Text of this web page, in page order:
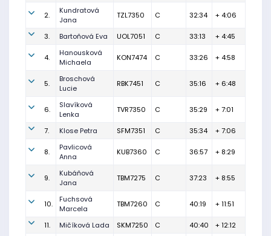
2.
Kundratová
Jana
TZL7350 C 32:34 + 4:06
3. Bartoňová Eva UOL7051 C 33:13 + 4:45
4.
Hanousková
Michaela
KON7474 C 33:26 + 4:58
5.
Broschová
Lucie
RBK7451 C 35:16 + 6:48
6.
Slavíková
Lenka
TVR7350 C 35:29 + 7:01
7. Klose Petra SFM7351 C 35:34 + 7:06
8.
Pavlicová
Anna
KUB7360 C 36:57 + 8:29
9.
Kubáňová
Jana
TBM7275 C 37:23 + 8:55
10.
Fuchsová
Marcela
TBM7260 C 40:19 + 11:51
11. Mičíková Lada SKM7250 C 40:40 + 12:12